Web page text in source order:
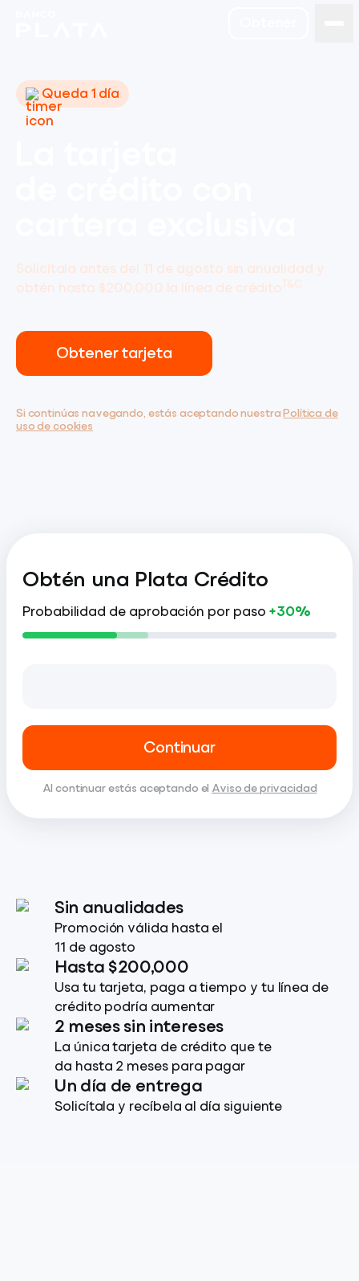
Queda 1 día
Solicítala antes del 11 de agosto sin anualidad y
obtén hasta $200,000 la línea de crédito
T&C
Obtener tarjeta
Si continúas navegando, estás aceptando nuestra Política de
uso de cookies
Obtén una Plata Crédito
Probabilidad de aprobación por paso +30%
Continuar
Al continuar estás aceptando el Aviso de privacidad
Sin anualidades
Promoción válida hasta el
11 de agosto
Hasta $200,000
Usa tu tarjeta, paga a tiempo y tu línea de
crédito podría aumentar
2 meses sin intereses
La única tarjeta de crédito que te
da hasta 2 meses para pagar
Un día de entrega
Solicítala y recíbela al día siguiente